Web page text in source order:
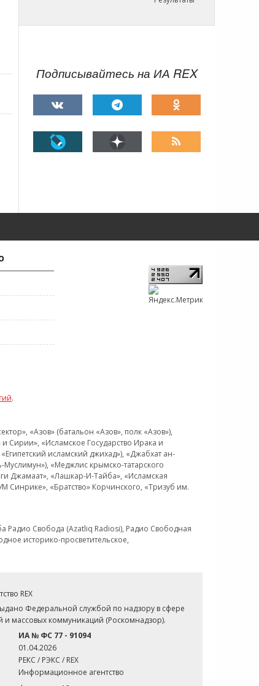
Подписывайтесь на ИА REX
.
«Азов» (батальон «Азов», полк «Азов»),
Сирии», «Исламское Государство Ирака и
исламский джихад»), «Джабхат ан-
«Меджлис крымско-татарского
Джамаат», «Лашкар-И-Тайба», «Исламская
Синрике», «Братство» Корчинского, «Тризуб им.
Радио Свобода (Azatliq Radiosi), Радио Свободная
историко-просветительское,
REX
Федеральной службой по надзору в сфере
массовых коммуникаций (Роскомнадзор).
ИА № ФС 77 - 91094
01.04.2026
РЕКС / РЭКС / REX
Информационное агентство